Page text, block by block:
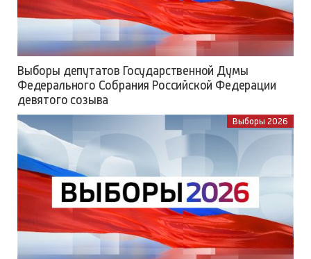
Выборы депутатов Государственной Думы
Федерального Собрания Российской Федерации
девятого созыва
Выборы 2026